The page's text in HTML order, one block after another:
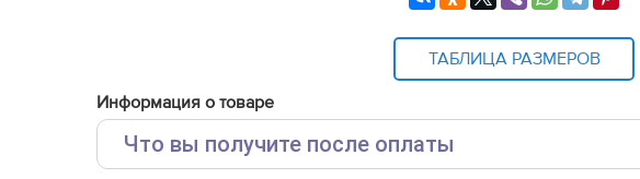
ТАБЛИЦА РАЗМЕРОВ
Информация о товаре
Что вы получите после оплаты